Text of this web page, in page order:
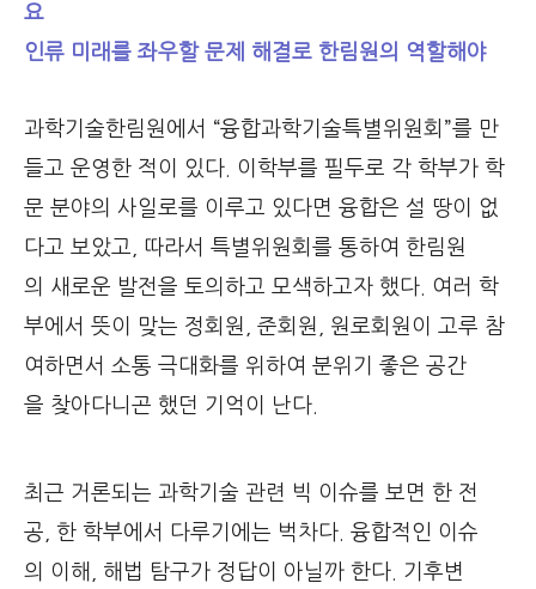
요
인류 미래를 좌우할 문제 해결로 한림원의 역할해야
과학기술한림원에서 “융합과학기술특별위원회”를 만
들고 운영한 적이 있다. 이학부를 필두로 각 학부가 학
문 분야의 사일로를 이루고 있다면 융합은 설 땅이 없
다고 보았고, 따라서 특별위원회를 통하여 한림원
의 새로운 발전을 토의하고 모색하고자 했다. 여러 학
부에서 뜻이 맞는 정회원, 준회원, 원로회원이 고루 참
여하면서 소통 극대화를 위하여 분위기 좋은 공간
을 찾아다니곤 했던 기억이 난다.
최근 거론되는 과학기술 관련 빅 이슈를 보면 한 전
공, 한 학부에서 다루기에는 벅차다. 융합적인 이슈
의 이해, 해법 탐구가 정답이 아닐까 한다. 기후변